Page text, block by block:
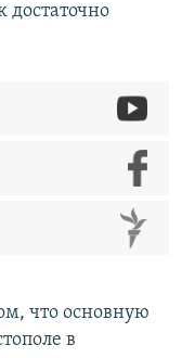
достаточно
что основную
в